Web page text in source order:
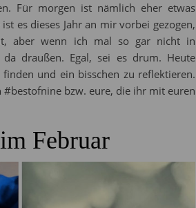
Für morgen ist nämlich eher etwas
es dieses Jahr an mir vorbei gezogen,
aber wenn ich mal so gar nicht in
draußen. Egal, sei es drum. Heute
und ein bisschen zu reflektieren.
bzw. eure, die ihr mit euren
Februar